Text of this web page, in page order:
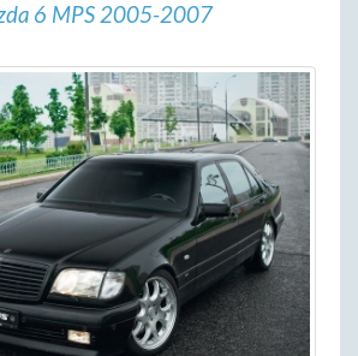
6 MPS 2005-2007